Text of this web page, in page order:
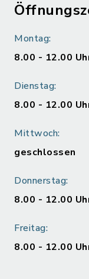
Montag:
8.00 - 12.00
Dienstag:
8.00 - 12.00
Mittwoch:
geschlossen
Donnerstag:
8.00 - 12.00
Freitag:
8.00 - 12.00